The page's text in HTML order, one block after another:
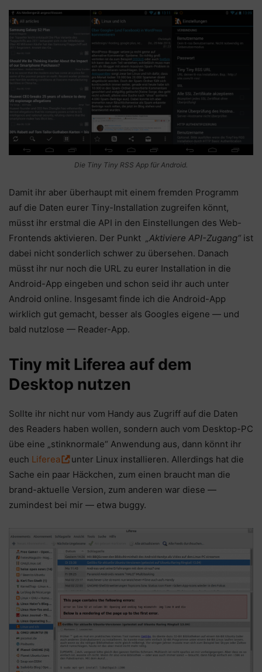
Die Tiny Tiny RSS App für Android.
Damit ihr aber überhaupt mit einem fremden Programm
auf die Daten eurer Tiny-Installation zugreifen könnt,
müsst ihr erstmal die API in den Einstellungen des Web-
Frontends aktivieren. Der Punkt „Aktiviere API-Zugang“ ist
dabei nicht sonderlich schwer zu übersehen. Danach
müsst ihr nur noch die URL zu eurer Installation in die
Android-App eingeben und schon seid ihr auch unter
Android online. Insgesamt finde ich die Android-App
wirklich gut gemacht, besser als Googles eigene — und
bald nutzlose — Reader-App.
Tiny mit Liferea auf dem
Desktop nutzen
Sollte ihr nicht nur vom Handy aus Zugriff auf die Daten
des Readers haben wollen, sondern auch vom Desktop-PC
übe eine „stinknormale“ Anwendung aus, dann könnt ihr
euch Liferea
unter Linux installieren. Allerdings hat die
Sache ein paar Häckchen, zum einen braucht man die
brand-aktuelle Version, zum anderen war diese —
zumindest bei mir — etwa buggy.